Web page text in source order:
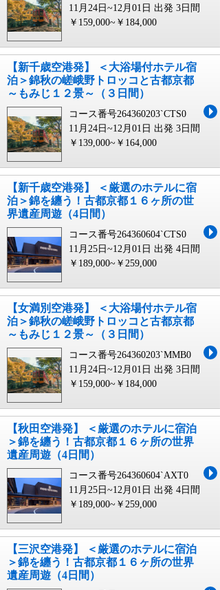
11月24日~12月01日 出発 3日間
￥159,000~￥184,000
【新千歳空港発】 ＜大浴場付ホテル宿
泊＞錦秋の嵯峨野トロッコと古都京都
～もみじ１２景～（３日間）
コース番号264360203`CTS0
11月24日~12月01日 出発 3日間
￥139,000~￥164,000
【新千歳空港発】 ＜厳選のホテルに宿
泊＞錦を纏う！古都京都１６ヶ所の世
界遺産周遊（4日間）
コース番号264360604`CTS0
11月25日~12月01日 出発 4日間
￥189,000~￥259,000
【女満別空港発】 ＜大浴場付ホテル宿
泊＞錦秋の嵯峨野トロッコと古都京都
～もみじ１２景～（３日間）
コース番号264360203`MMB0
11月24日~12月01日 出発 3日間
￥159,000~￥184,000
【秋田空港発】 ＜厳選のホテルに宿泊
＞錦を纏う！古都京都１６ヶ所の世界
遺産周遊（4日間）
コース番号264360604`AXT0
11月25日~12月01日 出発 4日間
￥189,000~￥259,000
【三沢空港発】 ＜厳選のホテルに宿泊
＞錦を纏う！古都京都１６ヶ所の世界
遺産周遊（4日間）